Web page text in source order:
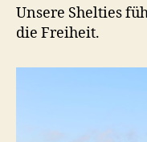
Unsere Shelties
die Freiheit.